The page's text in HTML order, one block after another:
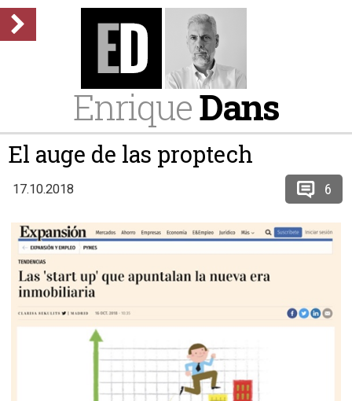
EnriqueDans
El auge de las proptech
17.10.2018 6